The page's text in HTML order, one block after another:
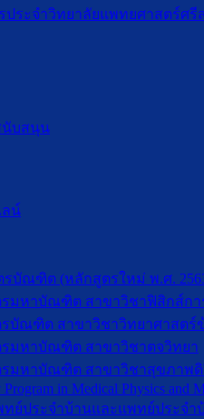
ระจำวิทยาลัยแพทยศาสตร์ศรี
นับสนุน
ลน์
บัณฑิต (หลักสูตรใหม่ พ.ศ.
รมหาบัณฑิต สาขาวิชาฟิสิกส์กา
บัณฑิต สาขาวิชาวิทยาศาสตร์
มหาบัณฑิต สาขาวิชาตจวิทยา
มหาบัณฑิต สาขาวิชาสุขภาพดิ
in Medical Physics and
ย์ประจำบ้านและแพทย์ประจำ